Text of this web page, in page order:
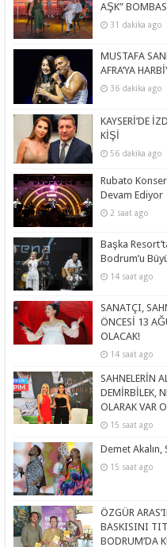
AŞK”
31 dakika ago
MUSTAFA
AFRA’YA
36 dakika ago
KAYSERİ’DE
KİŞİ
56 dakika ago
Rubato
Devam Ediyor
2 saat ago
Başka
Bodrum’u
14 saat ago
SANATÇI,
ÖNCESİ 13
OLACAK!
14 saat ago
SAHNELERİN
DEMİRBİLEK,
OLARAK VAR
15 saat ago
Demet Akalın,
15 saat ago
ÖZGÜR
BASKISINI
BODRUM’DA